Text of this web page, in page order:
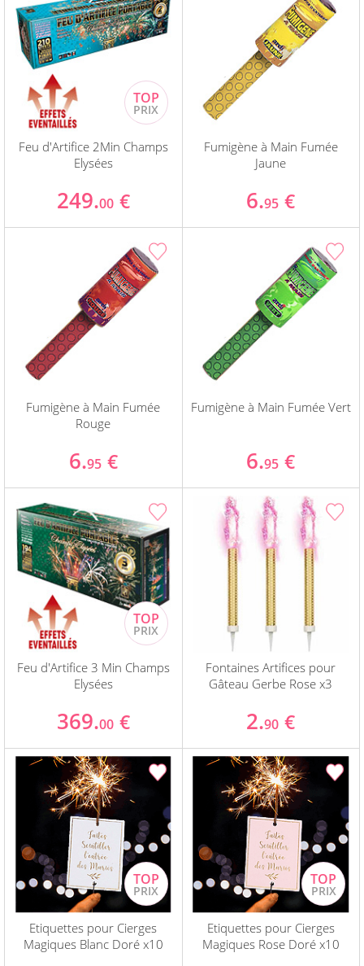
Feu d'Artifice 2Min Champs
Elysées
249.00 €
Fumigène à Main Fumée
Jaune
6.95 €
Fumigène à Main Fumée
Rouge
6.95 €
Fumigène à Main Fumée Vert
6.95 €
Feu d'Artifice 3 Min Champs
Elysées
369.00 €
Fontaines Artifices pour
Gâteau Gerbe Rose x3
2.90 €
Etiquettes pour Cierges
Magiques Blanc Doré x10
Etiquettes pour Cierges
Magiques Rose Doré x10